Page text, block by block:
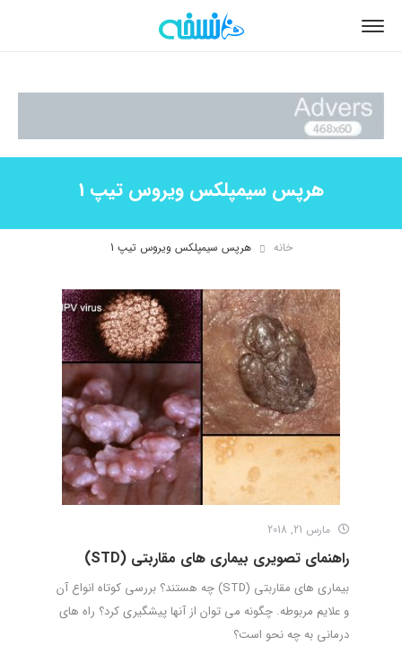
هرپس سیمپلکس ویروس تیپ 1
خانه هرپس سیمپلکس ویروس تیپ 1
مارس 21, 2018
راهنمای تصویری بیماری های مقاربتی (STD)
بیماری های مقاربتی (STD) چه هستند؟ بررسی کوتاه انواع آن
و علایم مربوطه. چگونه می توان از آنها پیشگیری کرد؟ راه های
درمانی به چه نحو است؟